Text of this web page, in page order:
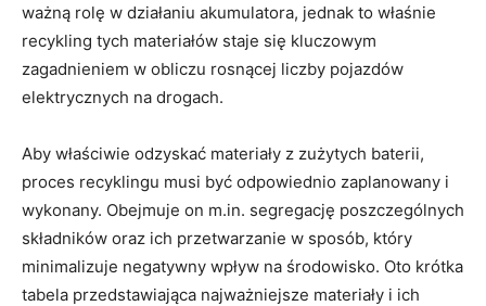
ważną⁤ rolę w działaniu akumulatora, jednak to właśnie
recykling tych materiałów staje się kluczowym
zagadnieniem w obliczu rosnącej liczby⁤ pojazdów
elektrycznych⁣ na drogach.
Aby właściwie odzyskać materiały z zużytych baterii,
proces recyklingu musi być odpowiednio zaplanowany i
wykonany. Obejmuje on m.in. segregację ‌poszczególnych
składników oraz​ ich przetwarzanie w sposób, który
minimalizuje negatywny⁣ wpływ ​na środowisko. Oto krótka
⁢tabela ‍przedstawiająca najważniejsze materiały i ​ich